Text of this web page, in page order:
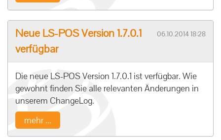
Neue LS-POS Version 1.7.0.1
verfügbar
06.10.2014 18:28
Die neue LS-POS Version 1.7.0.1 ist verfügbar. Wie
gewohnt finden Sie alle relevanten Änderungen in
unserem ChangeLog.
mehr ...